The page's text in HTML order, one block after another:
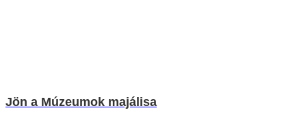
Jön a Múzeumok majálisa